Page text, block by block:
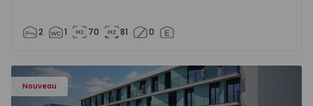
2 1 70 81 0
Nouveau
Appartement T1 Porto, Paranhos - 1575706 - 8